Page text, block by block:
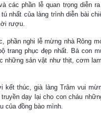
các phần lễ quan trọng diễn
nhất của làng trình diễn bài
rượu.
phần nghi lễ mừng nhà Rông
trang phục đẹp nhất. Bà con
những sản vật như thịt, cơm
kết thúc, già làng Trâm vui
dạy lại cho con cháu
của đồng bào mình.